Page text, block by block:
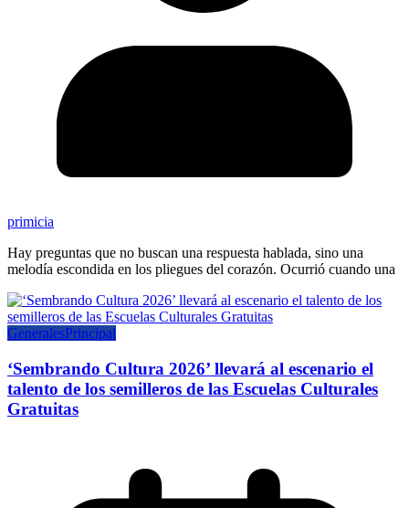
primicia
Hay preguntas que no buscan una respuesta hablada, sino una
melodía escondida en los pliegues del corazón. Ocurrió cuando una
GeneralesPrincipal
‘Sembrando Cultura 2026’ llevará al escenario el
talento de los semilleros de las Escuelas Culturales
Gratuitas